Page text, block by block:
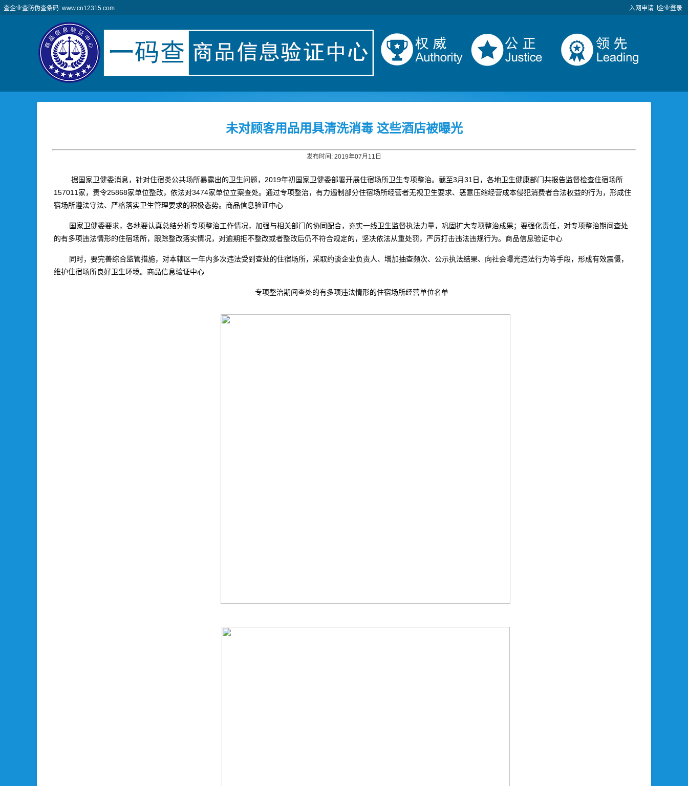
查企业查防伪查条码: www.cn12315.com 入网申请 企业登录
未对顾客用品用具清洗消毒 这些酒店被曝光
发布时间: 2019年07月11日
据国家卫健委消息，针对住宿类公共场所暴露出的卫生问题，2019年初国家卫健委部署开展住宿场所卫生专项整治。截至3月31日，各地卫生健康部门共报告监督检查住宿场所
157011家，责令25868家单位整改，依法对3474家单位立案查处。通过专项整治，有力遏制部分住宿场所经营者无视卫生要求、恶意压缩经营成本侵犯消费者合法权益的行为，形成住
宿场所遵法守法、严格落实卫生管理要求的积极态势。商品信息验证中心
国家卫健委要求，各地要认真总结分析专项整治工作情况，加强与相关部门的协同配合，充实一线卫生监督执法力量，巩固扩大专项整治成果；要强化责任，对专项整治期间查处
的有多项违法情形的住宿场所，跟踪整改落实情况，对逾期拒不整改或者整改后仍不符合规定的，坚决依法从重处罚，严厉打击违法违规行为。商品信息验证中心
同时，要完善综合监管措施，对本辖区一年内多次违法受到查处的住宿场所，采取约谈企业负责人、增加抽查频次、公示执法结果、向社会曝光违法行为等手段，形成有效震慑，
维护住宿场所良好卫生环境。商品信息验证中心
专项整治期间查处的有多项违法情形的住宿场所经营单位名单